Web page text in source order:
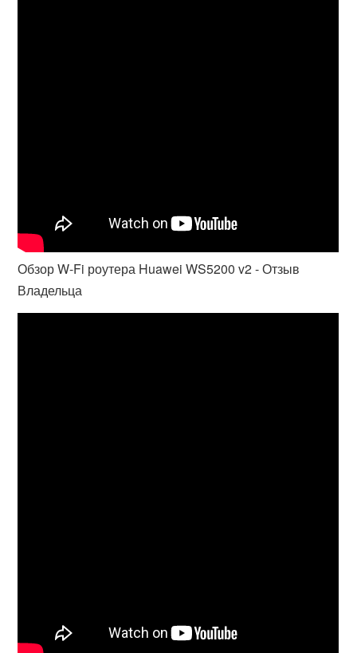
Обзор W-Fi роутера Huawei WS5200 v2 - Отзыв
Владельца